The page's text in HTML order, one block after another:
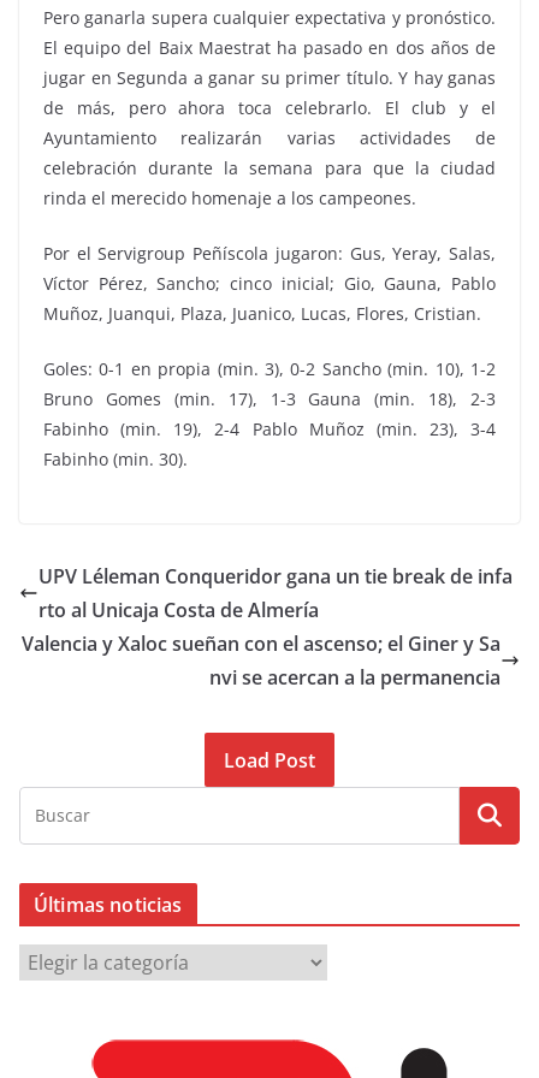
Pero ganarla supera cualquier expectativa y pronóstico.
El equipo del Baix Maestrat ha pasado en dos años de
jugar en Segunda a ganar su primer título. Y hay ganas
de más, pero ahora toca celebrarlo. El club y el
Ayuntamiento realizarán varias actividades de
celebración durante la semana para que la ciudad
rinda el merecido homenaje a los campeones.
Por el Servigroup Peñíscola jugaron: Gus, Yeray, Salas,
Víctor Pérez, Sancho; cinco inicial; Gio, Gauna, Pablo
Muñoz, Juanqui, Plaza, Juanico, Lucas, Flores, Cristian.
Goles: 0-1 en propia (min. 3), 0-2 Sancho (min. 10), 1-2
Bruno Gomes (min. 17), 1-3 Gauna (min. 18), 2-3
Fabinho (min. 19), 2-4 Pablo Muñoz (min. 23), 3-4
Fabinho (min. 30).
UPV Léleman Conqueridor gana un tie break de infa
rto al Unicaja Costa de Almería
Valencia y Xaloc sueñan con el ascenso; el Giner y Sa
nvi se acercan a la permanencia
Load Post
Últimas noticias
Ú